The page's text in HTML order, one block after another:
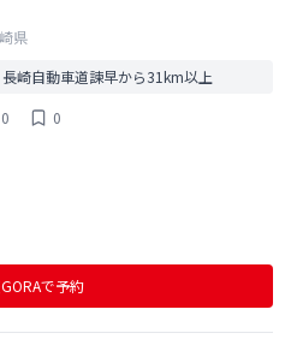
県
長崎自動車道諫早から31km以上
0
0
で予約